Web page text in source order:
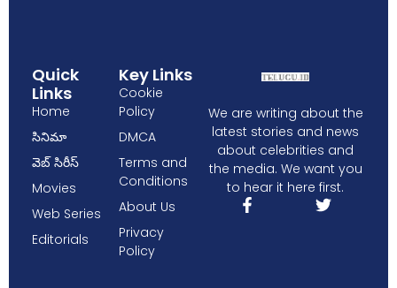
We are writing about the
latest stories and news
about celebrities and
the media. We want you
to hear it here first.
Quick
Links
Home
సినిమా
వెబ్ సిరీస్
Movies
Web Series
Editorials
Key Links
Cookie
Policy
DMCA
Terms and
Conditions
About Us
Privacy
Policy